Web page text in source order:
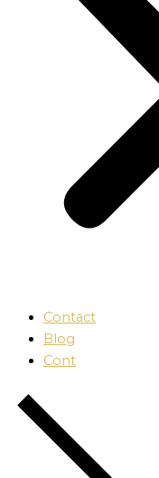
Contact
Blog
Cont